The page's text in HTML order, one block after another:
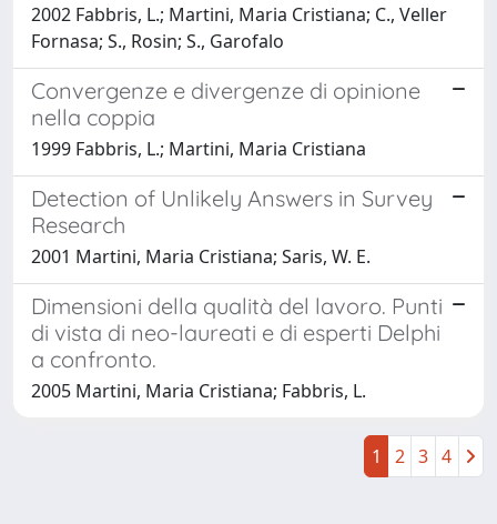
2002 Fabbris, L.; Martini, Maria Cristiana; C., Veller
Fornasa; S., Rosin; S., Garofalo
Convergenze e divergenze di opinione
nella coppia
1999 Fabbris, L.; Martini, Maria Cristiana
Detection of Unlikely Answers in Survey
Research
2001 Martini, Maria Cristiana; Saris, W. E.
Dimensioni della qualità del lavoro. Punti
di vista di neo-laureati e di esperti Delphi
a confronto.
2005 Martini, Maria Cristiana; Fabbris, L.
1 2 3 4